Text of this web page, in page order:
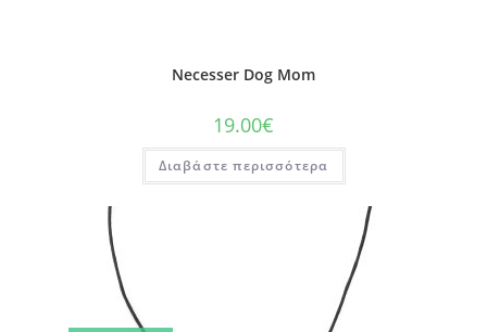
Necesser Dog Mom
19.00€
Διαβάστε περισσότερα